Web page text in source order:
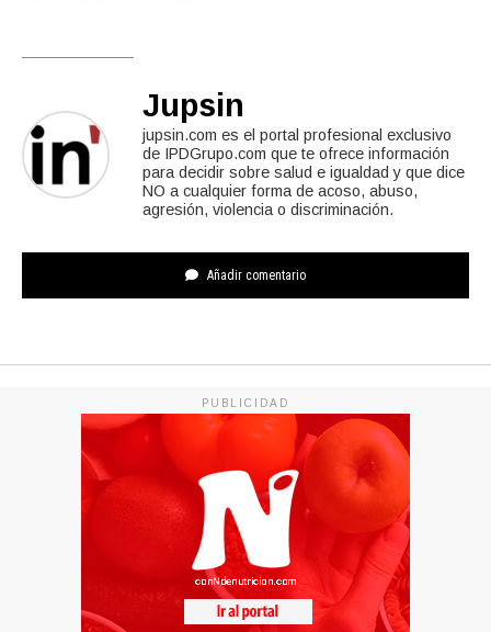
Jupsin
jupsin.com es el portal profesional exclusivo
de IPDGrupo.com que te ofrece información
para decidir sobre salud e igualdad y que dice
NO a cualquier forma de acoso, abuso,
agresión, violencia o discriminación.
Añadir comentario
PUBLICIDAD